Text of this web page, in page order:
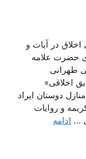
در آیات و
حضرت علامه
طهرانی
اخلاقی»
دوستان ایراد
و روایات
… ادامه